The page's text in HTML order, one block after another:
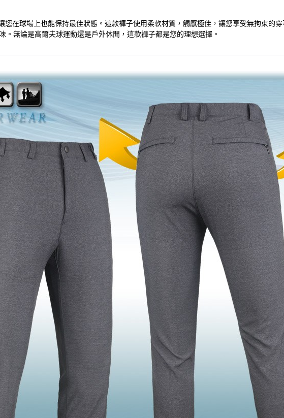
在球場上也能保持最佳狀態。這款褲子使用柔軟材質，觸感極佳，讓您享受無拘束的
無論是高爾夫球運動還是戶外休閒，這款褲子都是您的理想選擇。